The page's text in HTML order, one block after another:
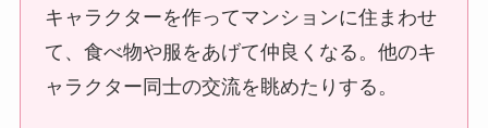
キャラクターを作ってマンションに住まわせ
て、食べ物や服をあげて仲良くなる。他のキ
ャラクター同士の交流を眺めたりする。